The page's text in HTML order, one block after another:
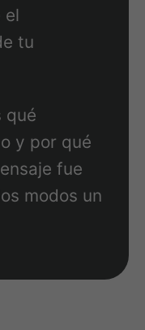
el
tu
qué
y por qué
fue
modos un